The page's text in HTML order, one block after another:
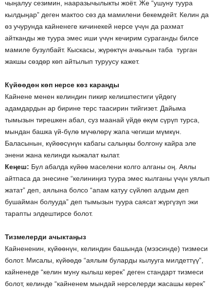
чыңалуу сезимин, нааразычылыкты жоёт. Же “ушуну туура
кылдыңар” деген мактоо сөз да мамилени бекемдейт. Келин да
өз учурунда кайненеге кичинекей нерсе үчүн да рахмат
айтканды же туура эмес иши үчүн кечирим сураганды билсе
мамиле бузулбайт. Кыскасы, жүрөктүн ачкычын таба турган
жакшы сөздөр көп айтылып туруусу кажет.
Күйөөдөн көп нерсе көз каранды
Кайнене менен келиндин пикир келишпестиги үйдөгү
адамдардын ар бирине терс таасирин тийгизет. Дайыма
тымызын тирешкен абал, суз маанай үйдө өкүм сүрүп турса,
мындан башка үй-бүлө мүчөлөрү жапа чегиши мүмкүн.
Баласынын, күйөөсүнүн кабагы салыңкы болгону кайра эле
энени жана келинди кыжалат кылат.
Кеңеш: Бул абалда күйөө маселени колго алганы оң. Аялы
айтпаса да энесине “келиниңиз туура эмес кылганы үчүн уялып
жатат” деп, аялына болсо “апам катуу сүйлөп алдым деп
бушайман болууда” деп тымызын туура саясат жүргүзүп эки
тарапты элдештирсе болот.
Тизмелерди ачыктаңыз
Кайнененин, күйөөнүн, келиндин башында (мээсинде) тизмеси
болот. Мисалы, күйөөдө “аялым буларды кылууга милдеттүү”,
кайненеде “келин муну кылыш керек” деген стандарт тизмеси
болот, келинде “кайненем мындай нерселерди жасашы керек”